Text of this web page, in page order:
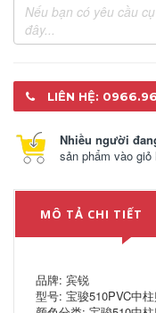
LIÊN HỆ:
Nhiều người
sản phẩm vào
MÔ TẢ CHI TIẾT
品牌: 宾锐
型号: 宝骏510PVC中